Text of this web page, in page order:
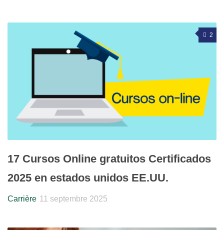
2
17 Cursos Online gratuitos Certificados
2025 en estados unidos EE.UU.
Carrière 11 septembre 2025